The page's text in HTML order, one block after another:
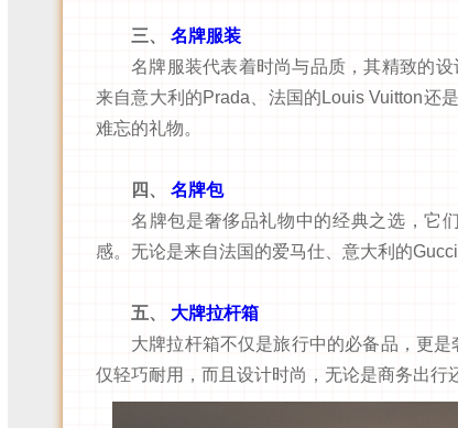
三、
名牌服装
名牌服装代表着时尚与品质，其精致的
来自意大利的Prada、法国的Louis Vuitton还
难忘的礼物。
四、
名牌包
名牌包是奢侈品礼物中的经典之选，它
感。无论是来自法国的爱马仕、意大利的
五、
大牌拉杆箱
大牌拉杆箱不仅是旅行中的必备品，更
仅轻巧耐用，而且设计时尚，无论是商务出行